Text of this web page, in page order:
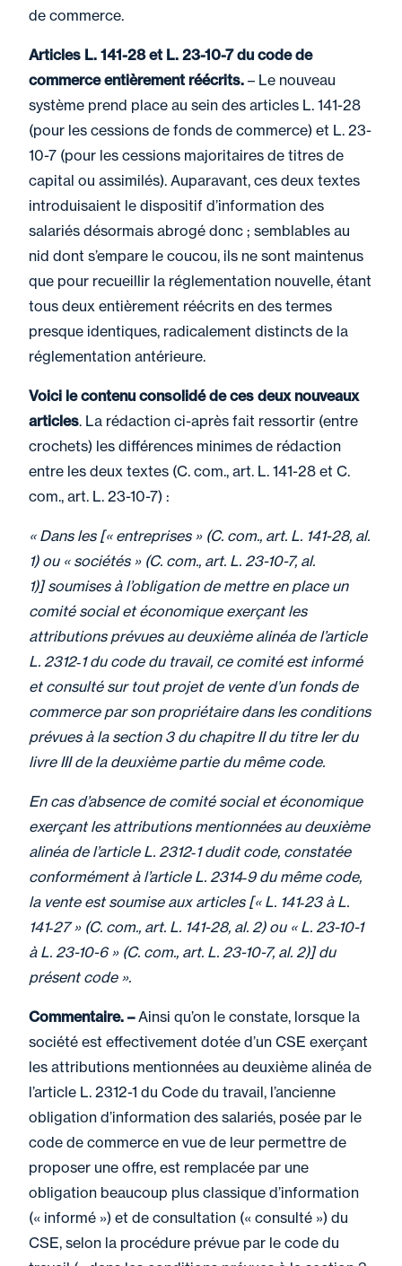
de commerce.
Articles L. 141-28 et L. 23-10-7 du code de
commerce entièrement réécrits. – Le nouveau
système prend place au sein des articles L. 141-28
(pour les cessions de fonds de commerce) et L. 23-
10-7 (pour les cessions majoritaires de titres de
capital ou assimilés). Auparavant, ces deux textes
introduisaient le dispositif d’information des
salariés désormais abrogé donc ; semblables au
nid dont s’empare le coucou, ils ne sont maintenus
que pour recueillir la réglementation nouvelle, étant
tous deux entièrement réécrits en des termes
presque identiques, radicalement distincts de la
réglementation antérieure.
Voici le contenu consolidé de ces deux nouveaux
articles. La rédaction ci-après fait ressortir (entre
crochets) les différences minimes de rédaction
entre les deux textes (C. com., art. L. 141-28 et C.
com., art. L. 23-10-7) :
« Dans les [« entreprises » (C. com., art. L. 141-28, al.
1) ou « sociétés » (C. com., art. L. 23-10-7, al.
1)] soumises à l’obligation de mettre en place un
comité social et économique exerçant les
attributions prévues au deuxième alinéa de l’article
L. 2312‑1 du code du travail, ce comité est informé
et consulté sur tout projet de vente d’un fonds de
commerce par son propriétaire dans les conditions
prévues à la section 3 du chapitre II du titre Ier du
livre III de la deuxième partie du même code.
En cas d’absence de comité social et économique
exerçant les attributions mentionnées au deuxième
alinéa de l’article L. 2312‑1 dudit code, constatée
conformément à l’article L. 2314‑9 du même code,
la vente est soumise aux articles [« L. 141‑23 à L.
141‑27 » (C. com., art. L. 141-28, al. 2) ou « L. 23-10-1
à L. 23-10-6 » (C. com., art. L. 23-10-7, al. 2)] du
présent code ».
Commentaire. –Ainsi qu’on le constate, lorsque la
société est effectivement dotée d’un CSE exerçant
les attributions mentionnées au deuxième alinéa de
l’article L. 2312-1 du Code du travail, l’ancienne
obligation d’information des salariés, posée par le
code de commerce en vue de leur permettre de
proposer une offre, est remplacée par une
obligation beaucoup plus classique d’information
(« informé ») et de consultation (« consulté ») du
CSE, selon la procédure prévue par le code du